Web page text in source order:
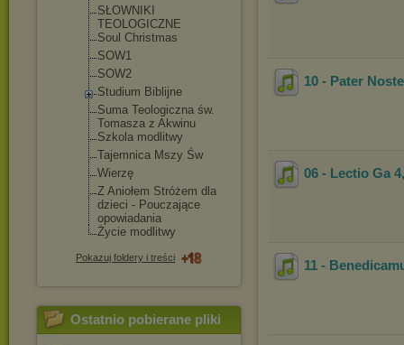
SŁOWNIKI
TEOLOGICZNE
Soul Christmas
SOW1
SOW2
Studium Biblijne
Suma Teologiczna św.
Tomasza z Akwinu
Szkola modlitwy
Tajemnica Mszy Św
Wierzę
Z Aniołem Stróżem dla
dzieci - Pouczające
opowiadania
Życie modlitwy
Pokazuj foldery i treści
Ostatnio pobierane pliki
10 - Pater
06 - Lectio Ga
11 -